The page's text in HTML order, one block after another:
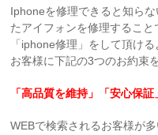
Iphoneを修理できると知ら
たアイフォンを修理するこ
「iphone修理」をして頂け
お客様に下記の3つのお約束
「高品質を維持」「安心保証
WEBで検索されるお客様が